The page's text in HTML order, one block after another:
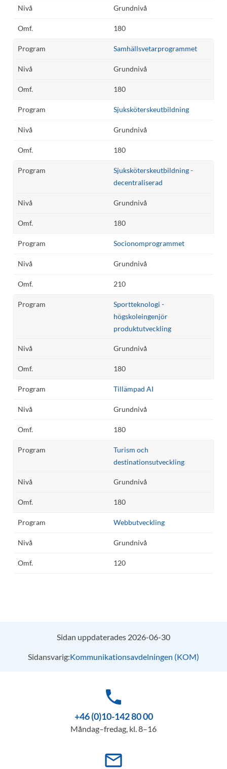
Grundnivå
180
Samhällsvetarprogrammet
Grundnivå
180
Sjuksköterskeutbildning
Grundnivå
180
Sjuksköterskeutbildning -
decentraliserad
Grundnivå
180
Socionomprogrammet
Grundnivå
210
Sportteknologi -
högskoleingenjör
produktutveckling
Grundnivå
180
Tillämpad AI
Grundnivå
180
Turism och
destinationsutveckling
Grundnivå
180
Webbutveckling
Grundnivå
120
Sidan uppdaterades 2026-06-30
Sidansvarig:Kommunikationsavdelningen (KOM)
phone
+46 (0)10-142 80 00
Måndag–fredag, kl. 8–16
mail_outline